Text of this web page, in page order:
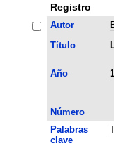
Registro
Autor
Título
Año
Número
Palabras
clave